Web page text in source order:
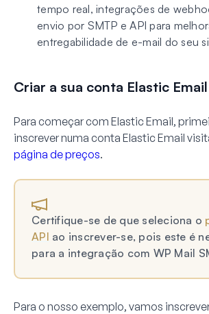
tempo real, integrações de
envio por SMTP e API para
entregabilidade de e-mail do seu
Criar a sua conta Elastic Email
Para começar com Elastic Email,
inscrever numa conta Elastic Email
página de preços.
Certifique-se de que seleciona o
API ao inscrever-se, pois este é
para a integração com WP Mail
Para o nosso exemplo, vamos